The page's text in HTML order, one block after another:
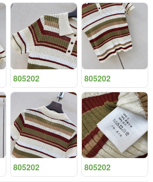
805202 805202
805202 805202